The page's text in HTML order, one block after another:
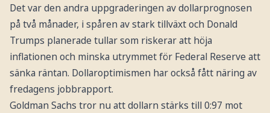
Det var den andra uppgraderingen av dollarprognosen
på två månader, i spåren av stark tillväxt och Donald
Trumps planerade tullar som riskerar att höja
inflationen och minska utrymmet för Federal Reserve att
sänka räntan. Dollaroptimismen har också fått näring av
fredagens jobbrapport.
Goldman Sachs tror nu att dollarn stärks till 0:97 mot